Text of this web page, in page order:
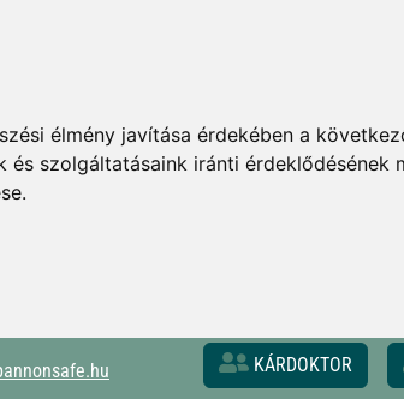
élmény javítása érdekében a
és szolgáltatásaink iránti érdeklődésének
.
KÁRDOKTOR